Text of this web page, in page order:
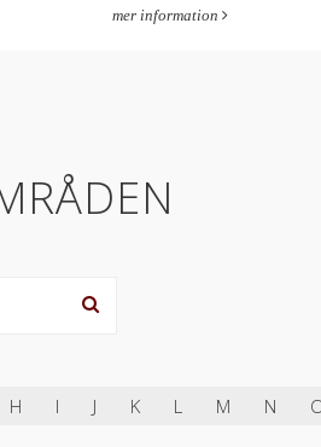
mer information
H I J K L M N